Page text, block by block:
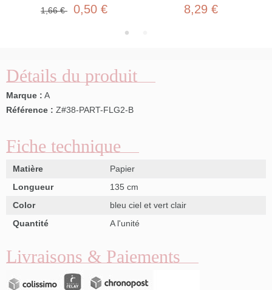
1,66 € 0,50 € 8,29 €
Détails du produit
Marque : A
Référence : Z#38-PART-FLG2-B
Fiche technique
Matière
Papier
Longueur
135 cm
Color
bleu ciel et vert clair
Quantité
A l'unité
Livraisons & Paiements